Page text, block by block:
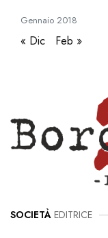
Gennaio 2018
« Dic Feb »
SOCIETÀ EDITRICE